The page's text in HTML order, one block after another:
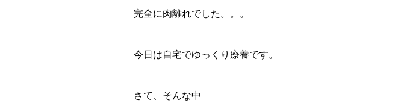
完全に肉離れでした。。。
今日は自宅でゆっくり療養です。
さて、そんな中